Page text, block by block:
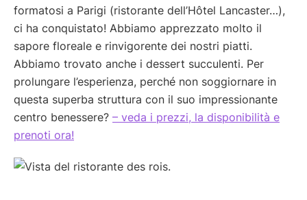
formatosi a Parigi (ristorante dell’Hôtel Lancaster…),
ci ha conquistato! Abbiamo apprezzato molto il
sapore floreale e rinvigorente dei nostri piatti.
Abbiamo trovato anche i dessert succulenti. Per
prolungare l’esperienza, perché non soggiornare in
questa superba struttura con il suo impressionante
centro benessere? – veda i prezzi, la disponibilità e
prenoti ora!